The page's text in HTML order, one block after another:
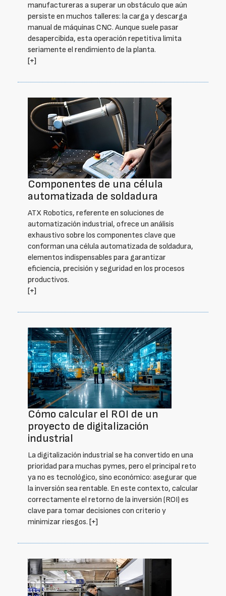
manufactureras a superar un obstáculo que aún
persiste en muchos talleres: la carga y descarga
manual de máquinas CNC. Aunque suele pasar
desapercibida, esta operación repetitiva limita
seriamente el rendimiento de la planta.
[+]
Componentes de una célula
automatizada de soldadura
ATX Robotics, referente en soluciones de
automatización industrial, ofrece un análisis
exhaustivo sobre los componentes clave que
conforman una célula automatizada de soldadura,
elementos indispensables para garantizar
eficiencia, precisión y seguridad en los procesos
productivos.
[+]
Cómo calcular el ROI de un
proyecto de digitalización
industrial
La digitalización industrial se ha convertido en una
prioridad para muchas pymes, pero el principal reto
ya no es tecnológico, sino económico: asegurar que
la inversión sea rentable. En este contexto, calcular
correctamente el retorno de la inversión (ROI) es
clave para tomar decisiones con criterio y
minimizar riesgos. [+]